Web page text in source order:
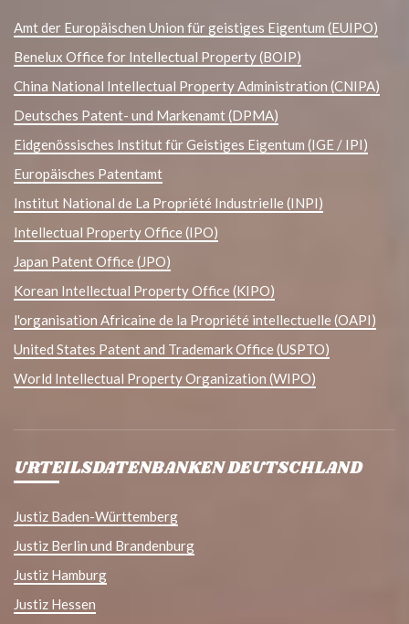
Amt der Europäischen Union für geistiges Eigentum (EUIPO)
Benelux Office for Intellectual Property (BOIP)
China National Intellectual Property Administration (CNIPA)
Deutsches Patent- und Markenamt (DPMA)
Eidgenössisches Institut für Geistiges Eigentum (IGE / IPI)
Europäisches Patentamt
Institut National de La Propriété Industrielle (INPI)
Intellectual Property Office (IPO)
Japan Patent Office (JPO)
Korean Intellectual Property Office (KIPO)
l'organisation Africaine de la Propriété intellectuelle (OAPI)
United States Patent and Trademark Office (USPTO)
World Intellectual Property Organization (WIPO)
URTEILSDATENBANKEN DEUTSCHLAND
Justiz Baden-Württemberg
Justiz Berlin und Brandenburg
Justiz Hamburg
Justiz Hessen